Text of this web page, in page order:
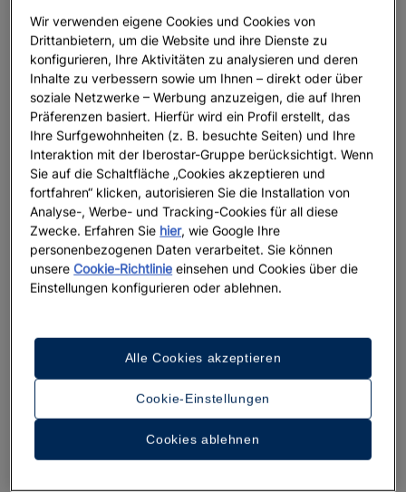
Ein Rundgang durch das Hotel
Wir verwenden eigene Cookies und Cookies von
Drittanbietern, um die Website und ihre Dienste zu
konfigurieren, Ihre Aktivitäten zu analysieren und deren
Inhalte zu verbessern sowie um Ihnen – direkt oder über
soziale Netzwerke – Werbung anzuzeigen, die auf Ihren
Präferenzen basiert. Hierfür wird ein Profil erstellt, das
Ihre Surfgewohnheiten (z. B. besuchte Seiten) und Ihre
Interaktion mit der Iberostar-Gruppe berücksichtigt. Wenn
Sie auf die Schaltfläche „Cookies akzeptieren und
fortfahren“ klicken, autorisieren Sie die Installation von
Analyse-, Werbe- und Tracking-Cookies für all diese
Zwecke. Erfahren Sie hier, wie Google Ihre
personenbezogenen Daten verarbeitet. Sie können
unsereCookie-Richtlinie einsehen und Cookies über die
Einstellungen konfigurieren oder ablehnen.
Cookie-Einstellungen
Cookies ablehnen
Alle Cookies akzeptieren